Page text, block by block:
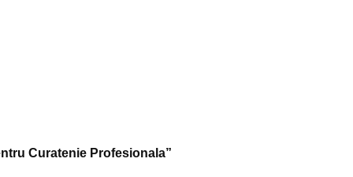
Curatenie Profesionala”